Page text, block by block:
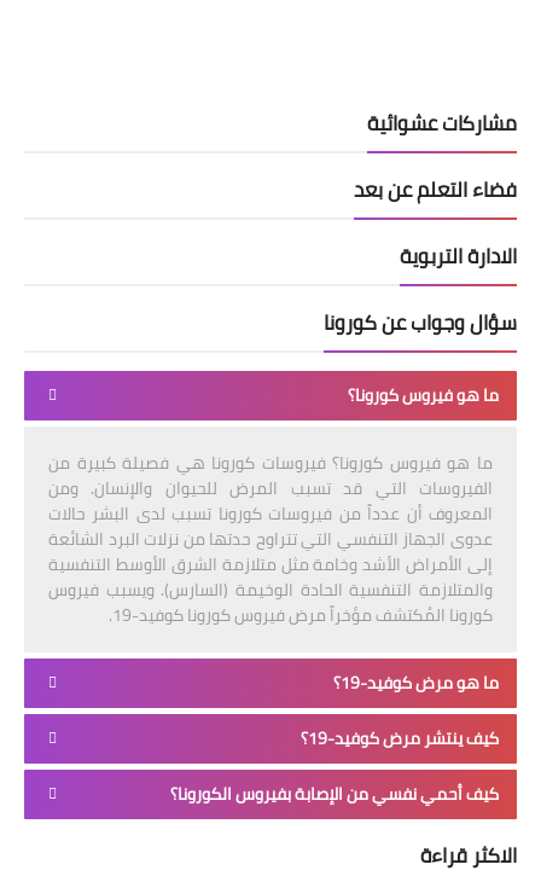
مشاركات عشوائية
فضاء التعلم عن بعد
الادارة التربوية
سؤال وجواب عن كورونا
ما هو فيروس كورونا؟
ما هو فيروس كورونا؟ فيروسات كورونا هي فصيلة كبيرة من
الفيروسات التي قد تسبب المرض للحيوان والإنسان. ومن
المعروف أن عدداً من فيروسات كورونا تسبب لدى البشر حالات
عدوى الجهاز التنفسي التي تتراوح حدتها من نزلات البرد الشائعة
إلى الأمراض الأشد وخامة مثل متلازمة الشرق الأوسط التنفسية
والمتلازمة التنفسية الحادة الوخيمة (السارس). ويسبب فيروس
كورونا المُكتشف مؤخراً مرض فيروس كورونا كوفيد-19.
ما هو مرض كوفيد-19؟
كيف ينتشر مرض كوفيد-19؟
كيف أحمي نفسي من الإصابة بفيروس الكورونا؟
الاكثر قراءة